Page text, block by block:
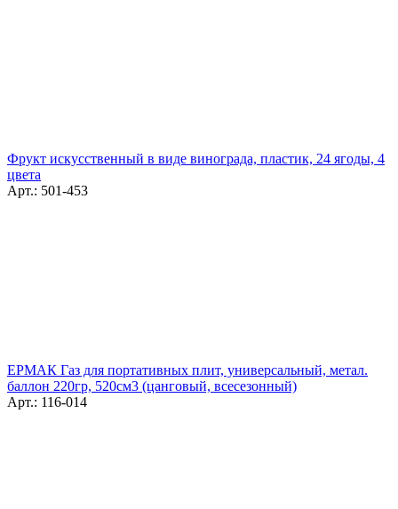
Фрукт искусственный в виде винограда, пластик, 24 ягоды, 4
цвета
Арт.: 501-453
ЕРМАК Газ для портативных плит, универсальный, метал.
баллон 220гр, 520см3 (цанговый, всесезонный)
Арт.: 116-014